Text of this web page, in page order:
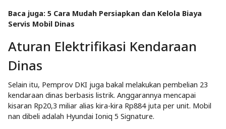
Baca juga: 5 Cara Mudah Persiapkan dan Kelola Biaya
Servis Mobil Dinas
Aturan Elektrifikasi Kendaraan
Dinas
Selain itu, Pemprov DKI juga bakal melakukan pembelian 23
kendaraan dinas berbasis listrik. Anggarannya mencapai
kisaran Rp20,3 miliar alias kira-kira Rp884 juta per unit. Mobil
nan dibeli adalah Hyundai Ioniq 5 Signature.